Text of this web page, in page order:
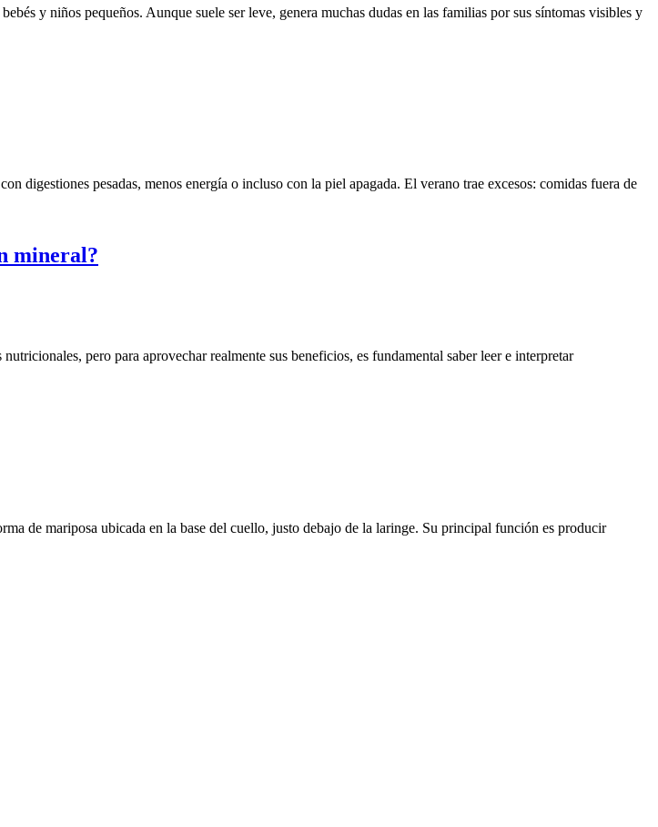
y niños pequeños. Aunque suele ser leve, genera muchas dudas en las familias por sus síntomas visibles y
digestiones pesadas, menos energía o incluso con la piel apagada. El verano trae excesos: comidas fuera de
mineral?
pero para aprovechar realmente sus beneficios, es fundamental saber leer e interpretar
de mariposa ubicada en la base del cuello, justo debajo de la laringe. Su principal función es producir